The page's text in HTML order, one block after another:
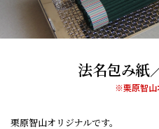
法名包み紙
※栗原智山
栗原智山オリジナルです。